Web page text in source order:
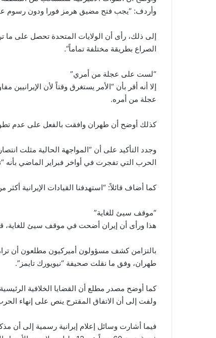
وأردف: “يجب فتح مضيق هرمز فورا ودون رسوم
إلى ذلك، رأى أن الولايات المتحدة تحصل على ما
الصراع بطريقة مختلفة تماماً”.
“لست على عجلة من أمري”
إلا أنه أقر بأن “الأمر يستغرق وقتاً لأن
عجلة من أمره.
كذلك أوضح أن طهران وافقت بالفعل على عدم
وجدد التأكيد على أن “المواجهة الحالية مثلت
الحرب التي تفجرت في أواخر فبراير الماضي بأنه
كما أضاف قائلاً: “استهدفنا القيادات الإيرانية
“موقف سيئ للغاية”
هذا ورأى أن إيران أضحت في موقف سيئ للغاية،
بالتزامن كشف مسؤولون أميركيون مطلعون أن
طهران، وفق ما نقلت صحيفة “نيويورك تايمز”.
كما أوضح مصدر مطلع أن القضايا الخلافية
ولفت إلى أن الاتفاق المقترح ينص على إنهاء
فيما أشارت وسائل إعلام إيرانية رسمية إلى أن